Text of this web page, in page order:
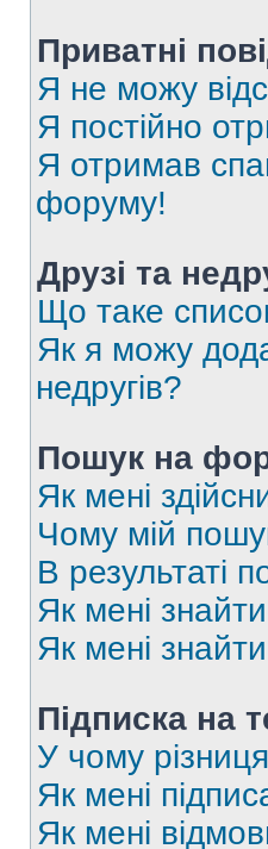
Приватні
Я не можу
Я постійно
Я отримав
форуму!
Друзі та
Що таке
Як я можу
недругів?
Пошук на
Як мені
Чому мій
В результаті
Як мені
Як мені
Підписка на
У чому
Як мені
Як мені